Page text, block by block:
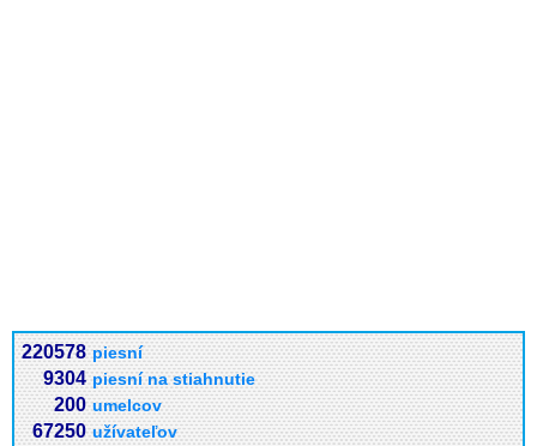
220578 piesní
9304 piesní na stiahnutie
200 umelcov
67250 užívateľov